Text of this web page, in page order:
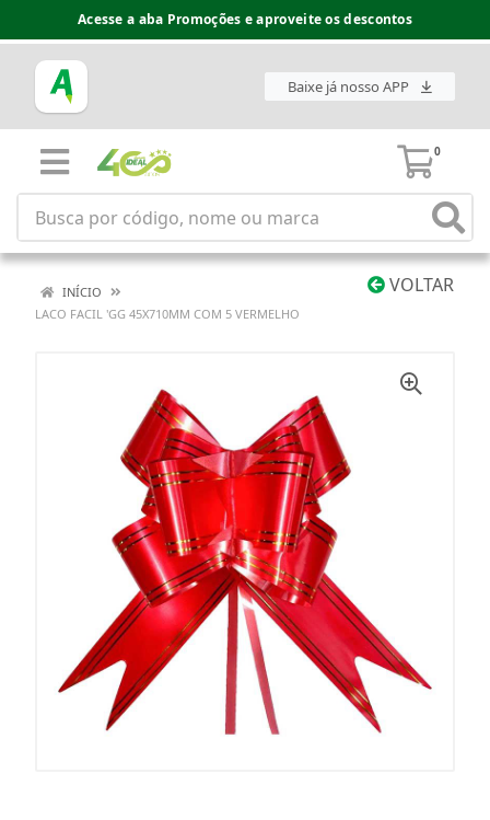
Acesse a aba Promoções e aproveite os descontos
Baixe já nosso APP
0
VOLTAR
INÍCIO
LACO FACIL 'GG 45X710MM COM 5 VERMELHO